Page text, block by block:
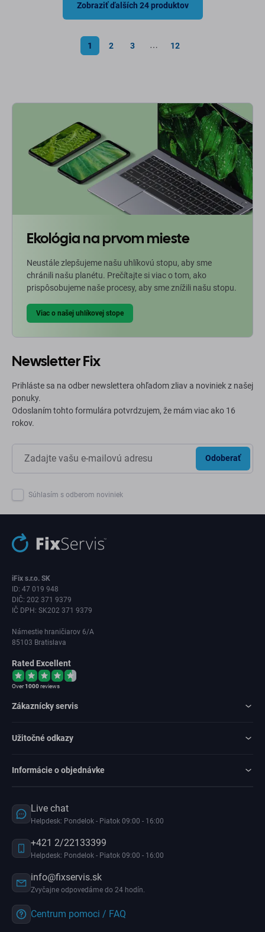
Zobraziť ďalších 24 produktov
1 2 3 ⋯ 12
Ekológia na prvom mieste
Neustále zlepšujeme našu uhlíkovú stopu, aby sme
chránili našu planétu. Prečítajte si viac o tom, ako
prispôsobujeme naše procesy, aby sme znížili našu stopu.
Viac o našej uhlíkovej stope
Newsletter Fix
Prihláste sa na odber newslettera ohľadom zliav a noviniek z našej
ponuky.
Odoslaním tohto formulára potvrdzujem, že mám viac ako 16
rokov.
Odoberať
Súhlasím s odberom noviniek
iFix s.r.o. SK
ID: 47 019 948
DIČ: 202 371 9379
IČ DPH: SK202 371 9379
Námestie hraničiarov 6/A
85103 Bratislava
Rated Excellent
Over1000reviews
Zákaznícky servis
Užitočné odkazy
Informácie o objednávke
Live chat
Helpdesk: Pondelok - Piatok 09:00 - 16:00
+421 2/22133399
Helpdesk: Pondelok - Piatok 09:00 - 16:00
info@fixservis.sk
Zvyčajne odpovedáme do 24 hodín.
Centrum pomoci / FAQ